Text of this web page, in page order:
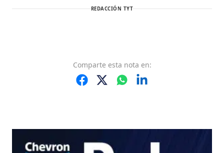
REDACCIÓN TYT
Comparte esta nota en: